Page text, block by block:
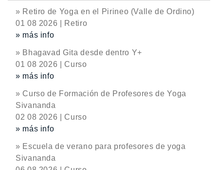
» Retiro de Yoga en el Pirineo (Valle de Ordino)
01 08 2026 | Retiro
» más info
» Bhagavad Gita desde dentro Y+
01 08 2026 | Curso
» más info
» Curso de Formación de Profesores de Yoga
Sivananda
02 08 2026 | Curso
» más info
» Escuela de verano para profesores de yoga
Sivananda